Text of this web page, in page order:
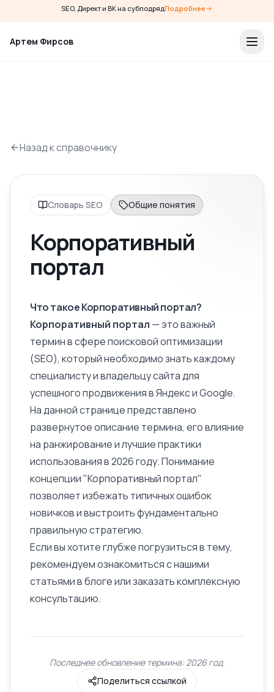
SEO, Директ и ВК на субподрядПодробнее
Артем Фирсов
Назад к справочнику
Словарь SEO Общие понятия
Корпоративный
портал
Что такое Корпоративный портал?
Корпоративный портал — это важный
термин в сфере поисковой оптимизации
(SEO), который необходимо знать каждому
специалисту и владельцу сайта для
успешного продвижения в Яндекс и Google.
На данной странице представлено
развернутоеописание термина, его влияние
на ранжирование и лучшие практики
использования в 2026 году. Понимание
концепции "Корпоративный портал"
позволяет избежать типичных ошибок
новичков и выстроить фундаментально
правильную стратегию.
Если вы хотите глубже погрузиться в тему,
рекомендуем ознакомиться с нашими
статьями в блоге или заказать комплексную
консультацию.
Последнее обновление термина: 2026 год.
Поделиться ссылкой